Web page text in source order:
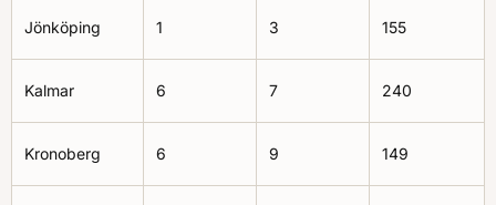
Jönköping 1 3 155
Kalmar 6 7 240
Kronoberg 6 9 149